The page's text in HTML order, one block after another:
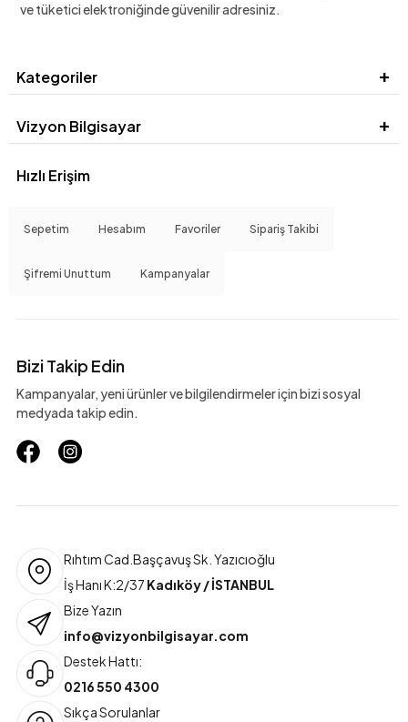
ve tüketici elektroniğinde güvenilir adresiniz.
Kategoriler
Vizyon Bilgisayar
Hızlı Erişim
Sepetim Hesabım Favoriler Sipariş Takibi
Şifremi Unuttum Kampanyalar
Bizi Takip Edin
Kampanyalar, yeni ürünler ve bilgilendirmeler için bizi sosyal
medyada takip edin.
Rıhtım Cad.Başçavuş Sk. Yazıcıoğlu
İş Hanı K:2/37 Kadıköy / İSTANBUL
Bize Yazın
info@vizyonbilgisayar.com
Destek Hattı:
0216 550 4300
Sıkça Sorulanlar